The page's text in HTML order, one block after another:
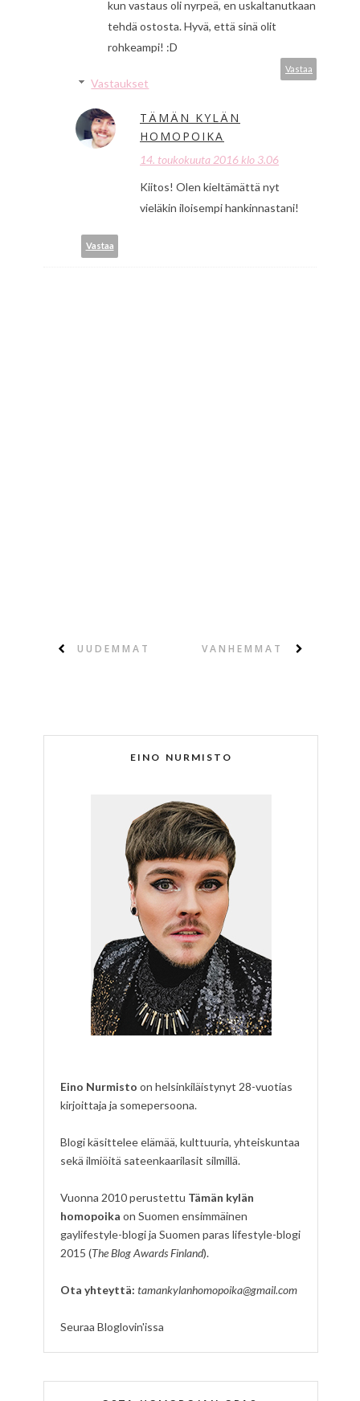
kun vastaus oli nyrpeä, en uskaltanutkaan
tehdä ostosta. Hyvä, että sinä olit
rohkeampi! :D
Vastaa
Vastaukset
TÄMÄN KYLÄN
HOMOPOIKA
14. toukokuuta 2016 klo 3.06
Kiitos! Olen kieltämättä nyt
vieläkin iloisempi hankinnastani!
Vastaa
UUDEMMAT VANHEMMAT
EINO NURMISTO
Eino Nurmisto on helsinkiläistynyt 28-vuotias
kirjoittaja ja somepersoona.
Blogi käsittelee elämää, kulttuuria, yhteiskuntaa
sekä ilmiöitä sateenkaarilasit silmillä.
Vuonna 2010 perustettu Tämän kylän
homopoika on Suomen ensimmäinen
gaylifestyle-blogi ja Suomen paras lifestyle-blogi
2015 (The Blog Awards Finland).
Ota yhteyttä: tamankylanhomopoika@gmail.com
Seuraa Bloglovin'issa